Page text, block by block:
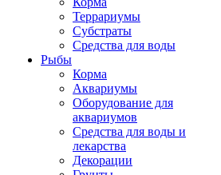
Террариумы
Субстраты
Средства для воды
Рыбы
Корма
Аквариумы
Оборудование для
аквариумов
Средства для воды и
лекарства
Декорации